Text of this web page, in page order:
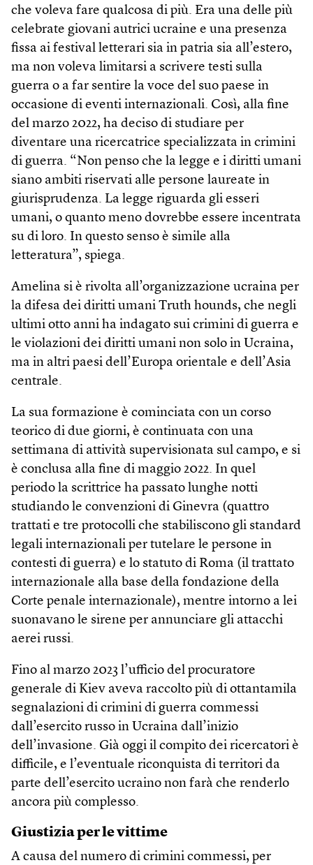
che voleva fare qualcosa di più. Era una delle più
celebrate giovani autrici ucraine e una presenza
fissa ai festival letterari sia in patria sia all’estero,
ma non voleva limitarsi a scrivere testi sulla
guerra o a far sentire la voce del suo paese in
occasione di eventi internazionali. Così, alla fine
del marzo 2022, ha deciso di studiare per
diventare una ricercatrice specializzata in crimini
di guerra. “Non penso che la legge e i diritti umani
siano ambiti riservati alle persone laureate in
giurisprudenza. La legge riguarda gli esseri
umani, o quanto meno dovrebbe essere incentrata
su di loro. In questo senso è simile alla
letteratura”, spiega.
Amelina si è rivolta all’organizzazione ucraina per
la difesa dei diritti umani Truth hounds, che negli
ultimi otto anni ha indagato sui crimini di guerra e
le violazioni dei diritti umani non solo in Ucraina,
ma in altri paesi dell’Europa orientale e dell’Asia
centrale.
La sua formazione è cominciata con un corso
teorico di due giorni, è continuata con una
settimana di attività supervisionata sul campo, e si
è conclusa alla fine di maggio 2022. In quel
periodo la scrittrice ha passato lunghe notti
studiando le convenzioni di Ginevra (quattro
trattati e tre protocolli che stabiliscono gli standard
legali internazionali per tutelare le persone in
contesti di guerra) e lo statuto di Roma (il trattato
internazionale alla base della fondazione della
Corte penale internazionale), mentre intorno a lei
suonavano le sirene per annunciare gli attacchi
aerei russi.
Fino al marzo 2023 l’ufficio del procuratore
generale di Kiev aveva raccolto più di ottantamila
segnalazioni di crimini di guerra commessi
dall’esercito russo in Ucraina dall’inizio
dell’invasione. Già oggi il compito dei ricercatori è
difficile, e l’eventuale riconquista di territori da
parte dell’esercito ucraino non farà che renderlo
ancora più complesso.
Giustizia per le vittime
A causa del numero di crimini commessi, per